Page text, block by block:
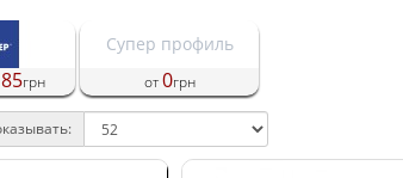
85грн
Супер профиль
от0грн